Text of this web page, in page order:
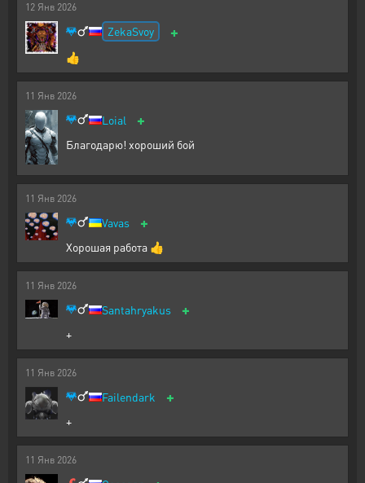
12 Янв 2026
ZekaSvoy +
👍
11 Янв 2026
Loial +
Благодарю! хороший бой
11 Янв 2026
Vavas +
Хорошая работа 👍
11 Янв 2026
Santahryakus +
+
11 Янв 2026
Failendark +
+
11 Янв 2026